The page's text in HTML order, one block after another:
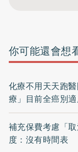
你可能還會想
化療不用天天跑
療」目前全癌別
補充保費考慮「
度：沒有時間表